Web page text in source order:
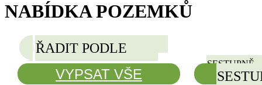
NABÍDKA POZEMKŮ
ŘADIT PODLE
SESTUPNĚ
VYPSAT VŠE
ŘADIT PODLE